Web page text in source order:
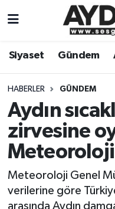
Siyaset Gündem
HABERLER GÜNDEM
Aydın
zirvesine
Meteoroloji
Meteoroloji Genel
verilerine göre
arasında Aydın
Gündem
Siyaset
Ekonomi
Eğitim
Aydın Hava
Aydin Namaz
Aydın Trafik
Süper Lig Puan
Tüm Manşetler